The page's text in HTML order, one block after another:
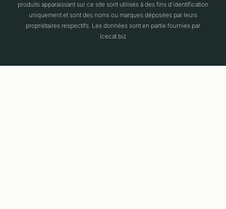
produits apparaissant sur ce site sont utilisés à des fins d'identification
uniquement et sont des noms ou marques déposées par leurs
propriétaires respectifs. Les données sont en partie fournies par
Icecat.biz